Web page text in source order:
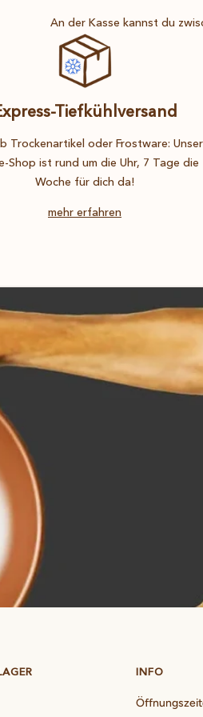
An der Kasse kannst du
Tiefkühlversand
Trockenartikel oder Frostware: Unser
Shop ist rund um die Uhr, 7 Tage die
Woche für dich da!
mehr erfahren
INFO